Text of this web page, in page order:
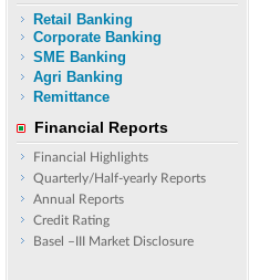
Retail Banking
Corporate Banking
SME Banking
Agri Banking
Remittance
Financial Reports
Financial Highlights
Quarterly/Half-yearly Reports
Annual Reports
Credit Rating
Basel –III Market Disclosure